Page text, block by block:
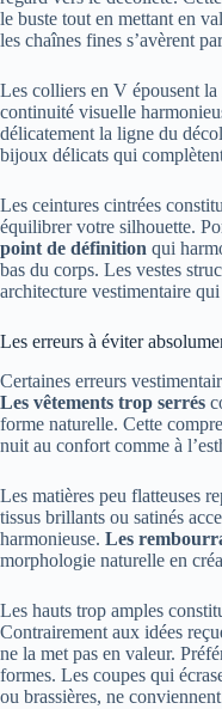
le buste tout en mettant en
les chaînes fines s’avèrent
Les colliers en V épousent
continuité visuelle
délicatement la ligne du
bijoux délicats qui
Les ceintures cintrées
équilibrer votre silhouette.
point de définition qui
bas du corps. Les vestes
architecture vestimentaire
Les erreurs à éviter
Certaines erreurs
Les vêtements trop serrés
forme naturelle. Cette
nuit au confort comme à
Les matières peu flatteuses
tissus brillants ou satinés
harmonieuse. Les
morphologie naturelle en
Les hauts trop amples
Contrairement aux idées
ne la met pas en valeur.
formes. Les coupes qui
ou brassières, ne